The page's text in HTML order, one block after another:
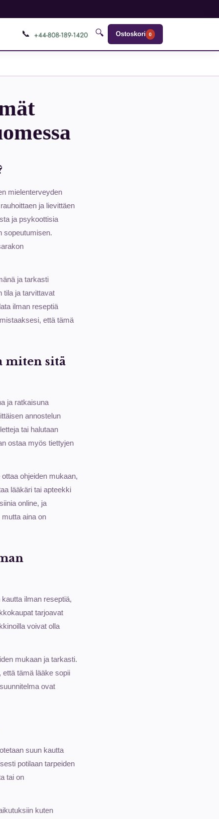
📞 🔍 Ostoskori 0
mielenterveyden
ja lievittäen
ja psykoottisia
sopeutumisen.
ja tarkasti
tila ja tarvittavat
ilman reseptiä
että tämä
miten sitä
ja ratkaisuna
annostelun
tai halutaan
ostaa myös tiettyjen
ohjeiden mukaan,
lääkäri tai apteekki
online, ja
aina on
ilman reseptiä,
tarjoavat
voivat olla
mukaan ja tarkasti.
tämä lääke sopii
ovat
suun kautta
potilaan tarpeiden
tai on
kuten